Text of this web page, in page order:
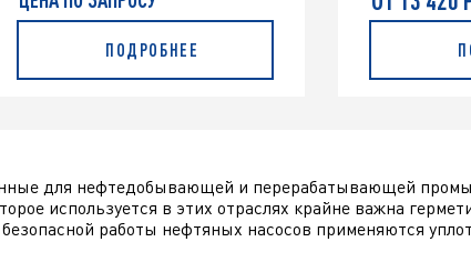
ПОДРОБНЕЕ
для нефтедобывающей и перерабатывающей
используется в этих отраслях крайне важна
работы нефтяных насосов применяются